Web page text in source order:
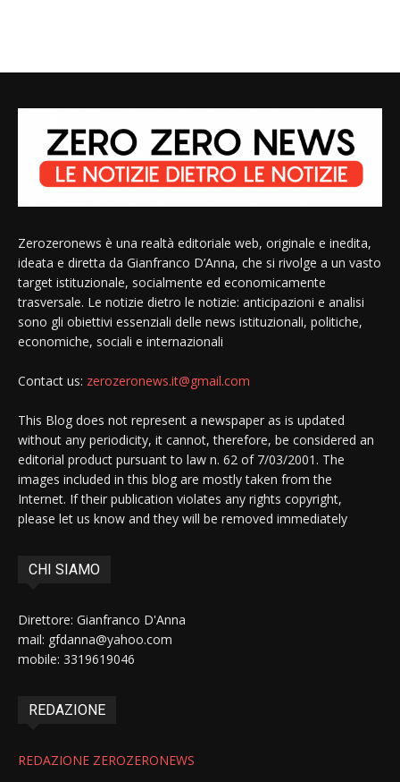
Zerozeronews è una realtà editoriale web, originale e inedita,
ideata e diretta da Gianfranco D’Anna, che si rivolge a un vasto
target istituzionale, socialmente ed economicamente
trasversale. Le notizie dietro le notizie: anticipazioni e analisi
sono gli obiettivi essenziali delle news istituzionali, politiche,
economiche, sociali e internazionali
Contact us: zerozeronews.it@gmail.com
This Blog does not represent a newspaper as is updated
without any periodicity, it cannot, therefore, be considered an
editorial product pursuant to law n. 62 of 7/03/2001. The
images included in this blog are mostly taken from the
Internet. If their publication violates any rights copyright,
please let us know and they will be removed immediately
CHI SIAMO
Direttore: Gianfranco D'Anna
mail: gfdanna@yahoo.com
mobile: 3319619046
REDAZIONE
REDAZIONE ZEROZERONEWS